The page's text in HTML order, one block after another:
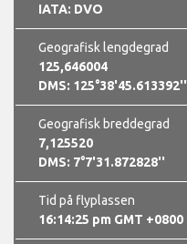
IATA: DVO
Geografisk lengdegrad
125,646004
DMS: 125°38'45.613392''
Geografisk breddegrad
7,125520
DMS: 7°7'31.872828''
Tid på flyplassen
16:14:26 pm GMT +0800